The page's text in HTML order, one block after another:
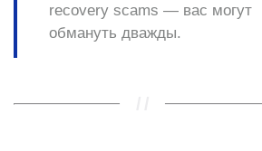
recovery scams — вас могут
обмануть дважды.